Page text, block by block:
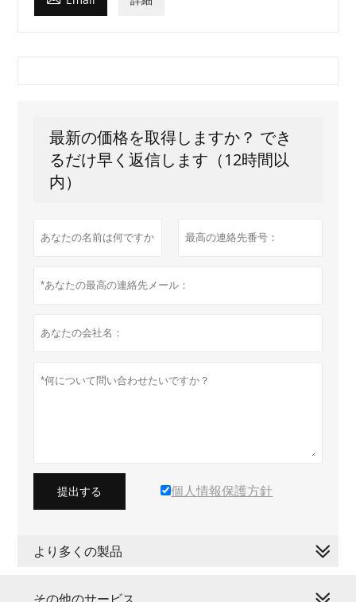
最新の価格を取得しますか？ でき
るだけ早く返信します（12時間以
内）
提出する 個人情報保護方針
より多くの製品